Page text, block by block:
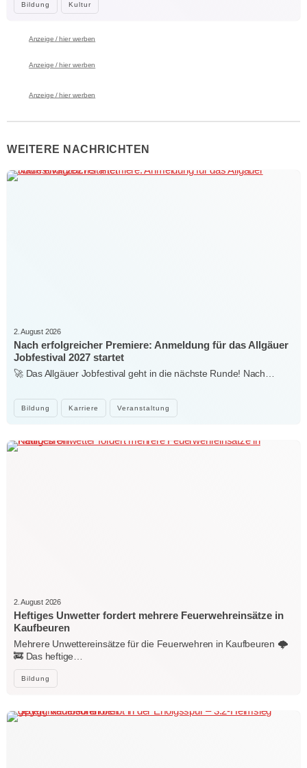
Bildung Kultur
Anzeige / hier werben
Anzeige / hier werben
Anzeige / hier werben
WEITERE NACHRICHTEN
Bildung Karriere Veranstaltung
2. August 2026
Nach erfolgreicher Premiere: Anmeldung für das Allgäuer
Jobfestival 2027 startet
🚀 Das Allgäuer Jobfestival geht in die nächste Runde! Nach…
Bildung
2. August 2026
Heftiges Unwetter fordert mehrere Feuerwehreinsätze in
Kaufbeuren
Mehrere Unwettereinsätze für die Feuerwehren in Kaufbeuren 🌩️
🚒 Das heftige…